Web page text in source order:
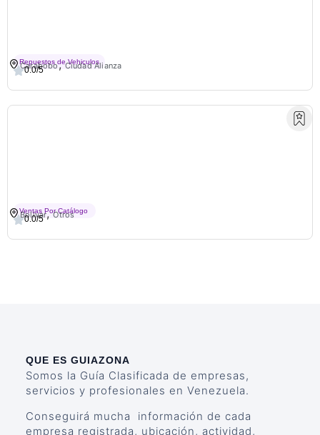
Repuestos Y Lubricantes Jm3
Repuestos de Vehiculos
Carabobo, Ciudad Alianza
0.0/5
RodrigoSpejos
Ventas Por Catálogo
Bolivar, Otros
0.0/5
QUE ES GUIAZONA
Somos la Guía Clasificada de empresas,
servicios y profesionales en Venezuela.
Conseguirá mucha información de cada
empresa registrada, ubicación, actividad,